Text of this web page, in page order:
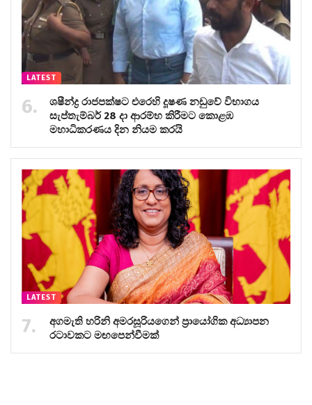
LATEST
ශෂීන්ද්‍ර රාජපක්ෂට එරෙහි දූෂණ නඩුවේ විභාගය
සැප්තැම්බර් 28 දා ආරම්භ කිරීමට කොළඹ
මහාධිකරණය දින නියම කරයි
LATEST
අගමැති හරිනි අමරසූරියගෙන් ප්‍රායෝගික අධ්‍යාපන
රටාවකට මඟපෙන්වීමක්